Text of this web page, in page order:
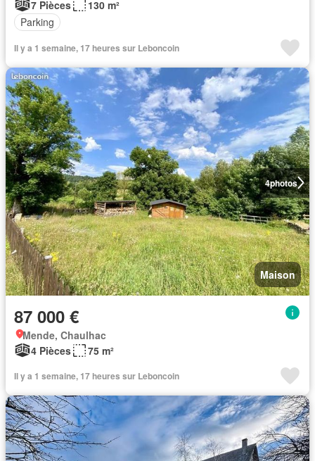
7 Pièces
130 m²
Parking
Il y a 1 semaine, 17 heures sur Leboncoin
4photos
Maison
87 000 €
Mende, Chaulhac
4 Pièces
75 m²
Il y a 1 semaine, 17 heures sur Leboncoin